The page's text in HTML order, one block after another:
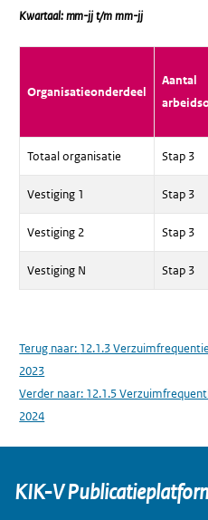
Kwartaal: mm-jj t/m mm-jj
Organisatieonderdeel
Aantal
Totaal organisatie Stap 3
Vestiging 1 Stap 3
Vestiging 2 Stap 3
Vestiging N Stap 3
Terug naar: 12.1.3
2023
Verder naar: 12.1.5
2024
KIK-V